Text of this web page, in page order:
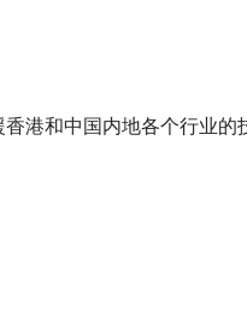
港和中国内地各个行业的